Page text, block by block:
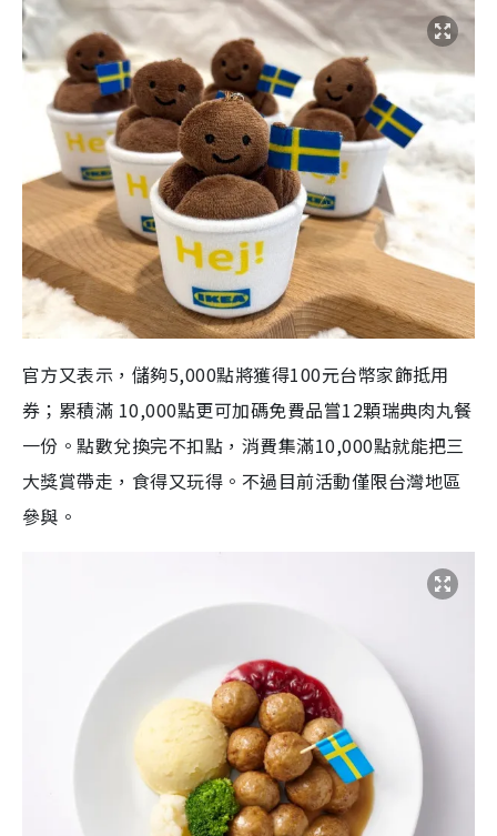
官方又表示，儲夠5,000點將獲得100元台幣家飾抵用
券；累積滿 10,000點更可加碼免費品嘗12顆瑞典肉丸餐
一份。點數兌換完不扣點，消費集滿10,000點就能把三
大獎賞帶走，食得又玩得。不過目前活動僅限台灣地區
參與。